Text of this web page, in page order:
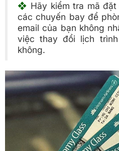
❖ Hãy kiểm tra mã
các chuyến bay để
email của bạn không
việc thay đổi lịch
không.